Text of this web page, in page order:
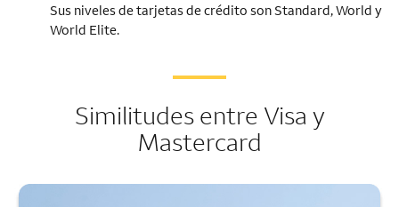
Sus niveles de tarjetas de crédito son Standard, World y
World Elite.
Similitudes entre Visa y
Mastercard